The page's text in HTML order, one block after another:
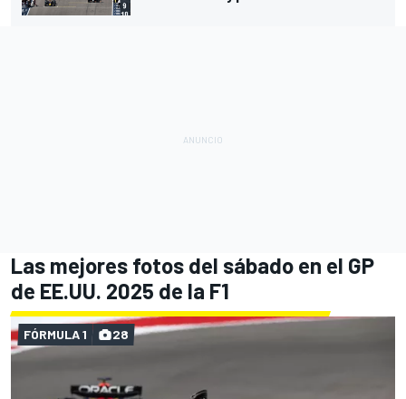
Las mejores fotos del sábado en el GP
de EE.UU. 2025 de la F1
FÓRMULA 1 28